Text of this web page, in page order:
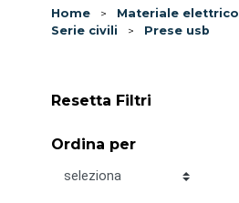
Home > Materiale elettrico
Serie civili
> Prese usb
Resetta Filtri
Ordina per
Ordina per